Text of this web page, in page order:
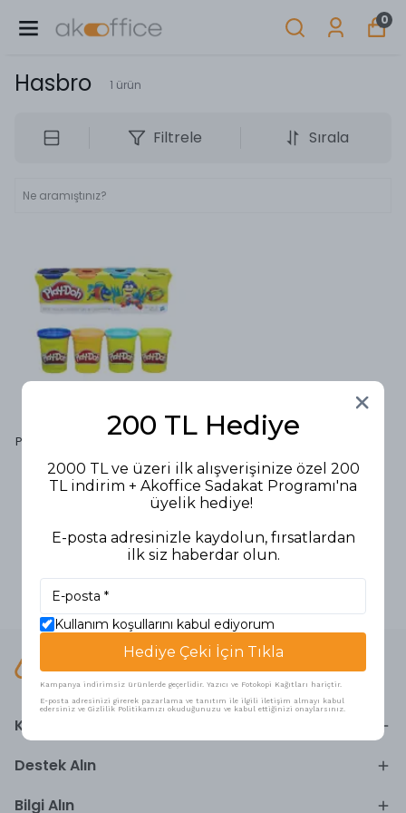
0
Hasbro 1 ürün
Filtrele Sırala
Hasbro
Play-Doh Oyun Hamuru 448 gr
4'lü 5517
144,90 TL
Keşfedin
Destek Alın
Bilgi Alın
200 TL Hediye
2000 TL ve üzeri ilk alışverişinize özel 200
TL indirim + Akoffice Sadakat Programı'na
üyelik hediye!
E-posta adresinizle kaydolun, fırsatlardan
ilk siz haberdar olun.
Kullanım koşullarını kabul ediyorum
Hediye Çeki İçin Tıkla
Kampanya indirimsiz ürünlerde geçerlidir. Yazıcı ve Fotokopi Kağıtları hariçtir.
E-posta adresinizi girerek pazarlama ve tanıtım ile ilgili iletişim almayı kabul
edersiniz ve Gizlilik Politikamızı okuduğunuzu ve kabul ettiğinizi onaylarsınız.